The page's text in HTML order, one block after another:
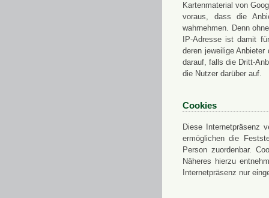
Kartenmaterial von
voraus, dass die
wahrnehmen. Denn
IP-Adresse ist damit
deren jeweilige
darauf, falls die Dritt-
die Nutzer darüber auf.
Cookies
Diese Internetpräsenz
ermöglichen die
Person zuordenbar.
Näheres hierzu
Internetpräsenz nur